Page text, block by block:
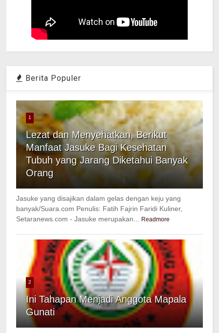
Berita Populer
1
Lezat dan Menyehatkan, Berikut
Manfaat Jasuke Bagi Kesehatan
Tubuh yang Jarang Diketahui Banyak
Orang
Jasuke yang disajikan dalam gelas dengan keju yang
banyak/Suara.com Penulis: Fatih Fajrin Faridi Kuliner,
Setaranews.com - Jasuke merupakan...
Readmore
2
Ini Tahapan Menjadi Anggota Mapala
Gunati